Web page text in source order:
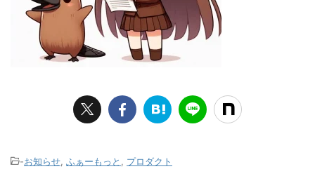
-お知らせ ふぁーもっと
プロダクト